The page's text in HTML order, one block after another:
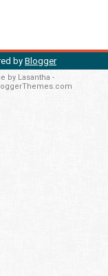
by Blogger
by Lasantha -